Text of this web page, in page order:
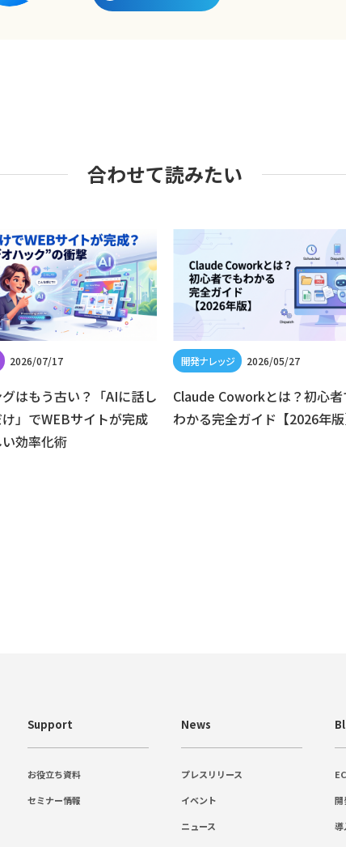
合わせて読みたい
2026/07/17
はもう古い？「AIに話し
」でWEBサイトが完成
効率化術
2026/05/27
Claude Coworkとは？初心
わかる完全ガイド【2026年
Support
お役立ち資料
セミナー情報
News
プレスリリース
イベント
ニュース
開
導